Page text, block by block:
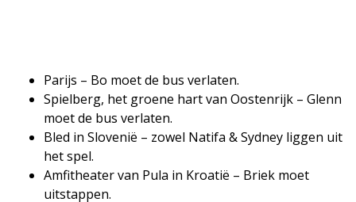
Parijs – Bo moet de bus verlaten.
Spielberg, het groene hart van Oostenrijk – Glenn
moet de bus verlaten.
Bled in Slovenië – zowel Natifa & Sydney liggen uit
het spel.
Amfitheater van Pula in Kroatië – Briek moet
uitstappen.